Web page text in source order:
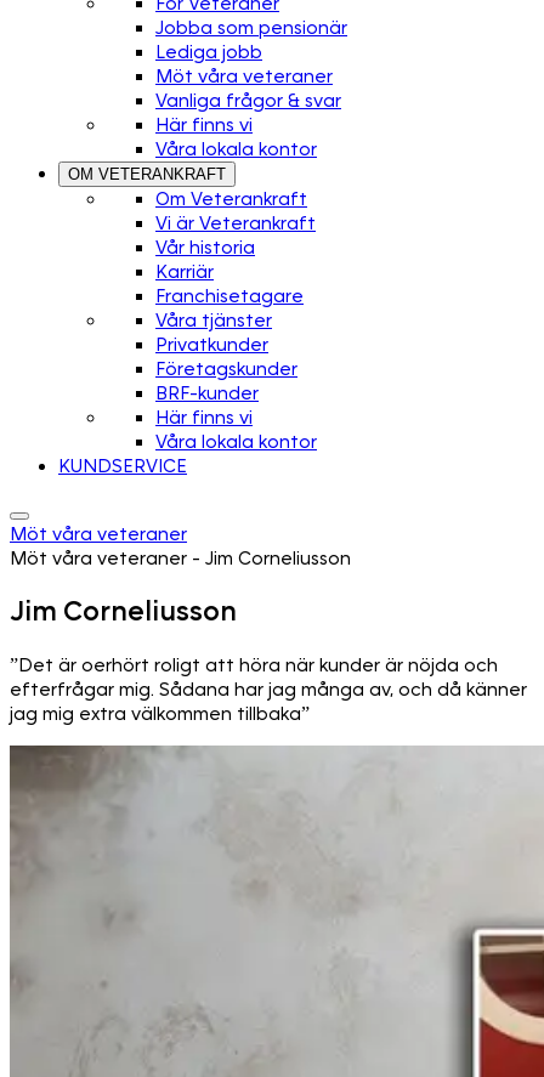
Jobba som pensionär
Lediga jobb
Möt våra veteraner
Vanliga frågor & svar
Här finns vi
Våra lokala kontor
OM VETERANKRAFT
Om Veterankraft
Vi är Veterankraft
Vår historia
Karriär
Franchisetagare
Våra tjänster
Privatkunder
Företagskunder
BRF-kunder
Här finns vi
Våra lokala kontor
KUNDSERVICE
Möt våra veteraner
Möt våra veteraner - Jim Corneliusson
Jim Corneliusson
”Det är oerhört roligt att höra när kunder är nöjda och
efterfrågar mig. Sådana har jag många av, och då känner
jag mig extra välkommen tillbaka”